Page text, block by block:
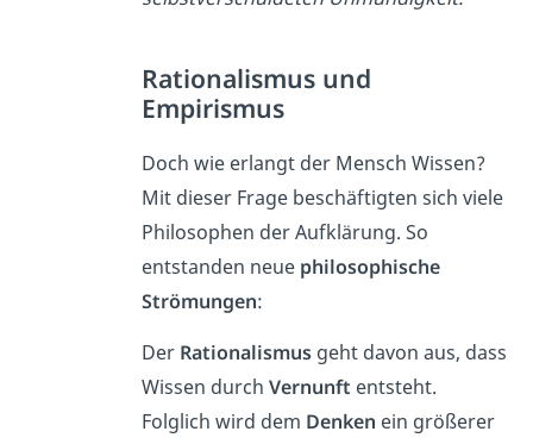
Rationalismus und
Empirismus
Doch wie erlangt der Mensch Wissen?
Mit dieser Frage beschäftigten sich viele
Philosophen der Aufklärung. So
entstanden neue philosophische
Strömungen:
Der Rationalismus geht davon aus, dass
Wissen durchVernunft entsteht.
Folglich wird dem Denken ein größerer